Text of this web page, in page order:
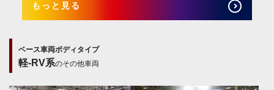
もっと見る
ベース車両ボディタイプ
軽-RV系のその他車両